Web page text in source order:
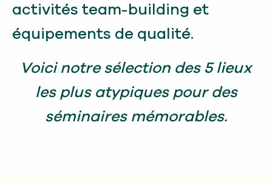
activités team-building et
équipements de qualité.
Voici notre sélection des 5 lieux
les plus atypiques pour des
séminaires mémorables.